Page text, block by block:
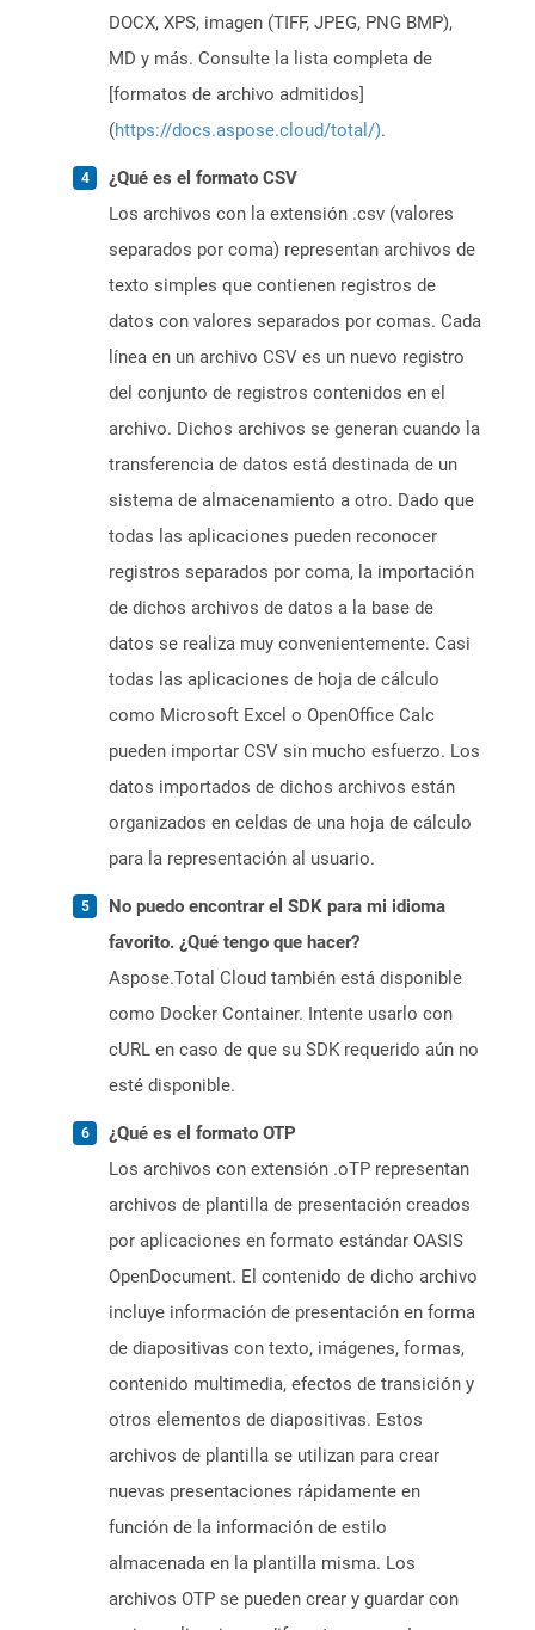
DOCX, XPS, imagen (TIFF, JPEG, PNG BMP),
MD y más. Consulte la lista completa de
[formatos de archivo admitidos]
(https://docs.aspose.cloud/total/).
¿Qué es el formato CSV
Los archivos con la extensión .csv (valores
separados por coma) representan archivos de
texto simples que contienen registros de
datos con valores separados por comas. Cada
línea en un archivo CSV es un nuevo registro
del conjunto de registros contenidos en el
archivo. Dichos archivos se generan cuando la
transferencia de datos está destinada de un
sistema de almacenamiento a otro. Dado que
todas las aplicaciones pueden reconocer
registros separados por coma, la importación
de dichos archivos de datos a la base de
datos se realiza muy convenientemente. Casi
todas las aplicaciones de hoja de cálculo
como Microsoft Excel o OpenOffice Calc
pueden importar CSV sin mucho esfuerzo. Los
datos importados de dichos archivos están
organizados en celdas de una hoja de cálculo
para la representación al usuario.
No puedo encontrar el SDK para mi idioma
favorito. ¿Qué tengo que hacer?
Aspose.Total Cloud también está disponible
como Docker Container. Intente usarlo con
cURL en caso de que su SDK requerido aún no
esté disponible.
¿Qué es el formato OTP
Los archivos con extensión .oTP representan
archivos de plantilla de presentación creados
por aplicaciones en formato estándar OASIS
OpenDocument. El contenido de dicho archivo
incluye información de presentación en forma
de diapositivas con texto, imágenes, formas,
contenido multimedia, efectos de transición y
otros elementos de diapositivas. Estos
archivos de plantilla se utilizan para crear
nuevas presentaciones rápidamente en
función de la información de estilo
almacenada en la plantilla misma. Los
archivos OTP se pueden crear y guardar con